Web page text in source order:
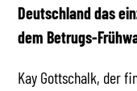
Deutschland das
dem Betrugs-
Kay Gottschalk, der